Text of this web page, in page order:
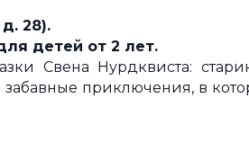
28).
детей от 2 лет.
Свена Нурдквиста:
приключения, в